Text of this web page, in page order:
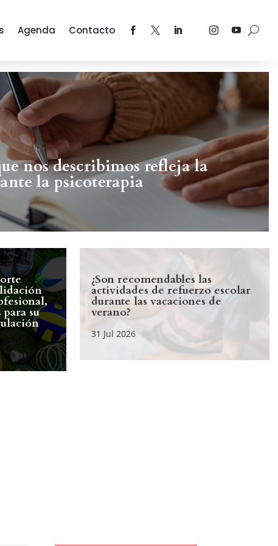
Agenda Contacto
nos describimos refleja la
la psicoterapia
su
¿Son recomendables las
actividades de refuerzo escolar
durante las vacaciones de
verano?